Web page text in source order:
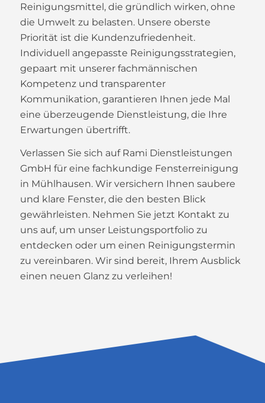
Reinigungsmittel, die gründlich wirken, ohne
die Umwelt zu belasten. Unsere oberste
Priorität ist die Kundenzufriedenheit.
Individuell angepasste Reinigungsstrategien,
gepaart mit unserer fachmännischen
Kompetenz und transparenter
Kommunikation, garantieren Ihnen jede Mal
eine überzeugende Dienstleistung, die Ihre
Erwartungen übertrifft.
Verlassen Sie sich auf Rami Dienstleistungen
GmbH für eine fachkundige Fensterreinigung
in Mühlhausen. Wir versichern Ihnen saubere
und klare Fenster, die den besten Blick
gewährleisten. Nehmen Sie jetzt Kontakt zu
uns auf, um unser Leistungsportfolio zu
entdecken oder um einen Reinigungstermin
zu vereinbaren. Wir sind bereit, Ihrem Ausblick
einen neuen Glanz zu verleihen!